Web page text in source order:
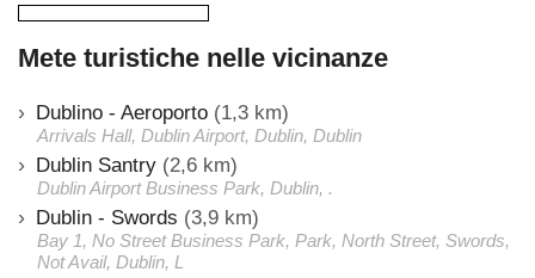
Mete turistiche nelle vicinanze
Dublino - Aeroporto (1,3 km)
Arrivals Hall, Dublin Airport, Dublin, Dublin
Dublin Santry (2,6 km)
Dublin Airport Business Park, Dublin, .
Dublin - Swords (3,9 km)
Bay 1, No Street Business Park, Park, North Street, Swords,
Not Avail, Dublin, L